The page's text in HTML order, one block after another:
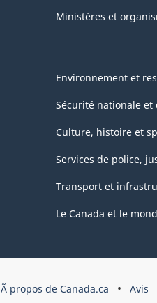
Ministères et
Environnement et
Sécurité nationale et
Culture, histoire et
Services de police,
Transport et
Le Canada et le
Ã propos de Canada.ca Avis